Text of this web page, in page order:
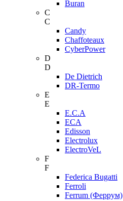
Buran
C
C
Candy
Chaffoteaux
CyberPower
D
D
De Dietrich
DR-Termo
E
E
E.C.A
ECA
Edisson
Electrolux
ElectroVeL
F
F
Federica Bugatti
Ferroli
Ferrum (Феррум)